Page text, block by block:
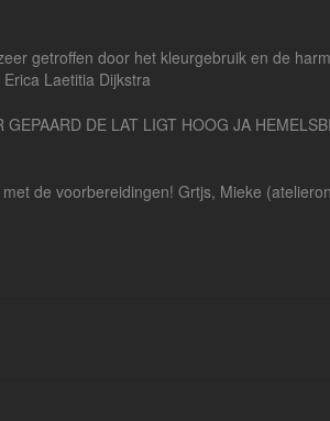
getroffen door het kleurgebruik en de
Laetitia Dijkstra
DE LAT LIGT HOOG JA
de voorbereidingen! Grtjs, Mieke